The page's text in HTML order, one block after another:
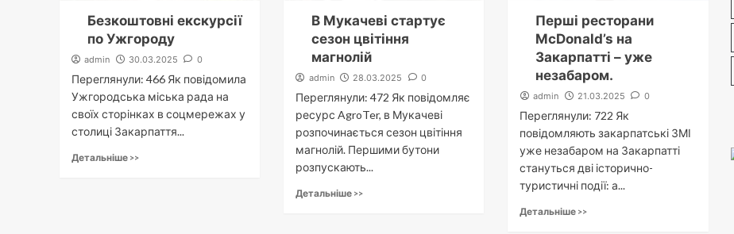
Безкоштовні екскурсії
по Ужгороду
admin 30.03.2025 0
Переглянули: 466 Як повідомила
Ужгородська міська рада на
своїх сторінках в соцмережах у
столиці Закарпаття...
Детальніше >>
В Мукачеві стартує
сезон цвітіння
магнолій
admin 28.03.2025 0
Переглянули: 472 Як повідомляє
ресурс AgroTer, в Мукачеві
розпочинається сезон цвітіння
магнолій. Першими бутони
розпускають...
Детальніше >>
Перші ресторани
McDonald’s на
Закарпатті – уже
незабаром.
admin 21.03.2025 0
Переглянули: 722 Як
повідомляють закарпатські ЗМІ
уже незабаром на Закарпатті
стануться дві історично-
туристичні події: а...
Детальніше >>